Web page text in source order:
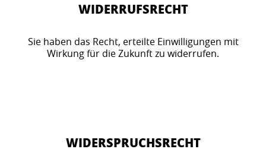
WIDERRUFSRECHT
Sie haben das Recht, erteilte Einwilligungen mit
Wirkung für die Zukunft zu widerrufen.
WIDERSPRUCHSRECHT